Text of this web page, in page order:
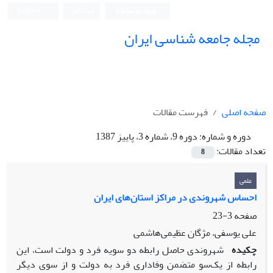
مجله جامعه شناسی ایران
صفحه اصلی
فهرست مقالات
دوره و شماره:دوره 9، شماره 3، پاییز 1387
تعداد مقالات:
8
علمی
احساس شهروندی در مراکز استان‌های ایران
صفحه3-23
علی یوسفی، مژگان عظیمی‌هاشمی
چکیده شهروندی حاصل رابطه دو سویه فرد و دولت است، این
رابطه از یک‌سو متضمن وفاداری فرد به دولت و از سوی دیگر